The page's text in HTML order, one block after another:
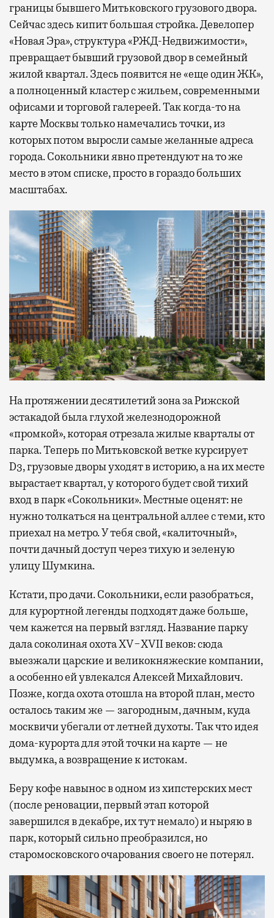
границы бывшего Митьковского грузового двора.
Сейчас здесь кипит большая стройка. Девелопер
«Новая Эра», структура «РЖД-Недвижимости»,
превращает бывший грузовой двор в семейный
жилой квартал. Здесь появится не «еще один ЖК»,
а полноценный кластер с жильем, современными
офисами и торговой галереей. Так когда-то на
карте Москвы только намечались точки, из
которых потом выросли самые желанные адреса
города. Сокольники явно претендуют на то же
место в этом списке, просто в гораздо больших
масштабах.
На протяжении десятилетий зона за Рижской
эстакадой была глухой железнодорожной
«промкой», которая отрезала жилые кварталы от
парка. Теперь по Митьковской ветке курсирует
D3, грузовые дворы уходят в историю, а на их месте
вырастает квартал, у которого будет свой тихий
вход в парк «Сокольники». Местные оценят: не
нужно толкаться на центральной аллее с теми, кто
приехал на метро. У тебя свой, «калиточный»,
почти дачный доступ через тихую и зеленую
улицу Шумкина.
Кстати, про дачи. Сокольники, если разобраться,
для курортной легенды подходят даже больше,
чем кажется на первый взгляд. Название парку
дала соколиная охота XV−XVII веков: сюда
выезжали царские и великокняжеские компании,
а особенно ей увлекался Алексей Михайлович.
Позже, когда охота отошла на второй план, место
осталось таким же — загородным, дачным, куда
москвичи убегали от летней духоты. Так что идея
дома-курорта для этой точки на карте — не
выдумка, а возвращение к истокам.
Беру кофе навынос в одном из хипстерских мест
(после реновации, первый этап которой
завершился в декабре, их тут немало) и ныряю в
парк, который сильно преобразился, но
старомосковского очарования своего не потерял.